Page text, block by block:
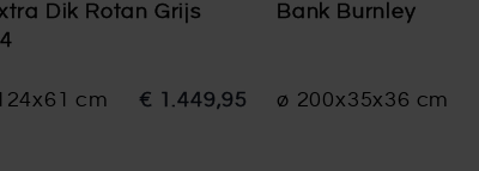
Dik Rotan Grijs
cm € 1.449,95
Bank Burnley
ø 200x35x36 cm